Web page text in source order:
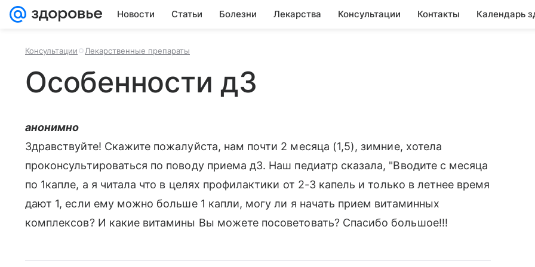
Новости Статьи Болезни Лекарства Консультации Контакты Календарь
Консультации Лекарственные препараты
Особенности д3
анонимно
Здравствуйте! Скажите пожалуйста, нам почти 2 месяца (1,5), зимние, хотела
проконсультироваться по поводу приема д3. Наш педиатр сказала, "Вводите с месяца
по 1капле, а я читала что в целях профилактики от 2-3 капель и только в летнее время
дают 1, если ему можно больше 1 капли, могу ли я начать прием витаминных
комплексов? И какие витамины Вы можете посоветовать? Спасибо большое!!!